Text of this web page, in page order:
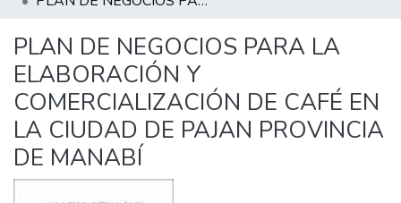
Statistics
PLAN DE NEGOCIOS PARA LA
ELABORACIÓN Y
COMERCIALIZACIÓN DE CAFÉ EN
LA CIUDAD DE PAJAN PROVINCIA
DE MANABÍ